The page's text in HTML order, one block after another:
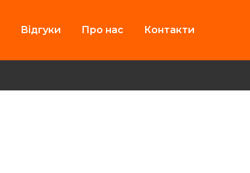
Відгуки Про нас Контакти